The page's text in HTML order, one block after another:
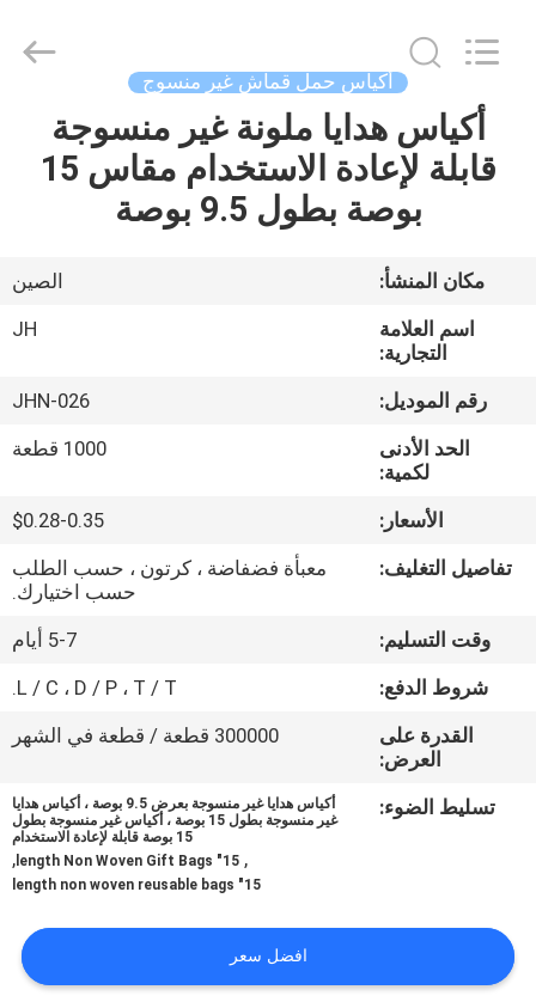
الصفحة
الرئيسية
معلومات
جولة
المعمل
الجودة
اتصل
أخبار
اقتباس
Material
أكياس حمل قماش غير منسوج
أكياس هدايا ملونة غير منسوجة
قابلة لإعادة الاستخدام مقاس 15
بوصة بطول 9.5 بوصة
مكان المنشأ:
الصين
اسم العلامة
التجارية:
JH
رقم الموديل:
JHN-026
الحد الأدنى
لكمية:
1000 قطعة
الأسعار:
$0.28-0.35
تفاصيل التغليف:
معبأة فضفاضة ، كرتون ، حسب الطلب
حسب اختيارك.
وقت التسليم:
5-7 أيام
شروط الدفع:
L / C ، D / P ، T / T.
القدرة على
العرض:
300000 قطعة / قطعة في الشهر
تسليط الضوء:
أكياس هدايا غير منسوجة بعرض 9.5 بوصة ، أكياس هدايا
غير منسوجة بطول 15 بوصة ، أكياس غير منسوجة بطول
15 بوصة قابلة لإعادة الاستخدام
,
15" length Non Woven Gift Bags
,
15" length non woven reusable bags
افضل سعر